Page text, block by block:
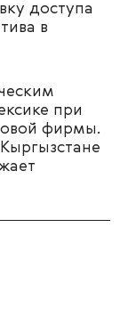
доступа
в
при
фирмы.